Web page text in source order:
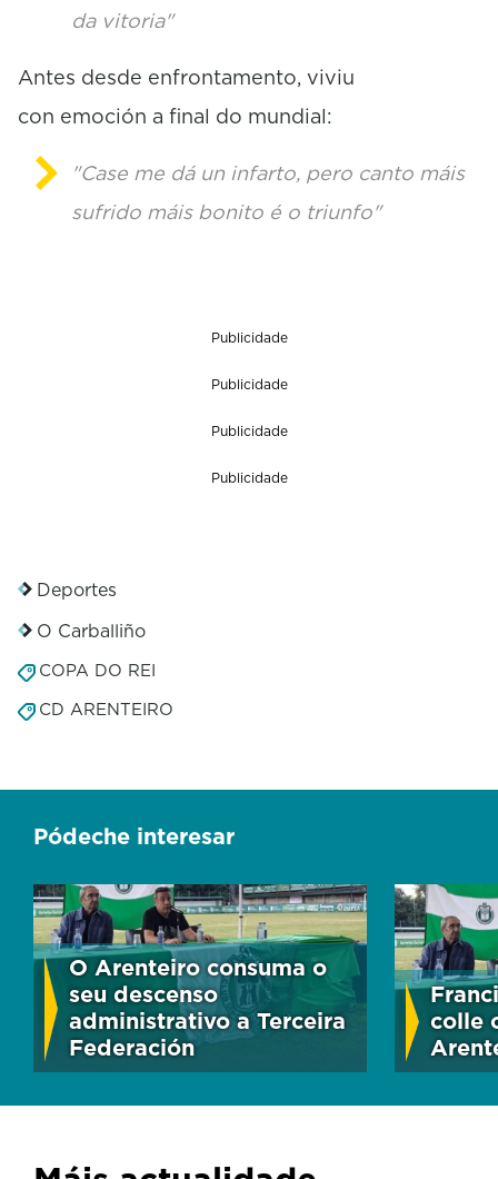
da vitoria"
Antes desde enfrontamento, viviu
con emoción a final do mundial:
"Case me dá un infarto, pero canto máis
sufrido máis bonito é o triunfo"
Publicidade
Publicidade
Publicidade
Publicidade
Deportes
O Carballiño
COPA DO REI
CD ARENTEIRO
Pódeche interesar
O Arenteiro consuma o
seu descenso
administrativo a Terceira
Federación
colle